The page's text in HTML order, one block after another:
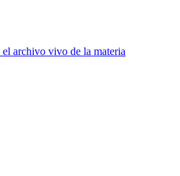
archivo vivo de la materia